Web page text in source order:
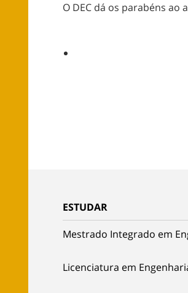
O DEC dá os parabéns
ESTUDAR
Mestrado Integrado em
Licenciatura em